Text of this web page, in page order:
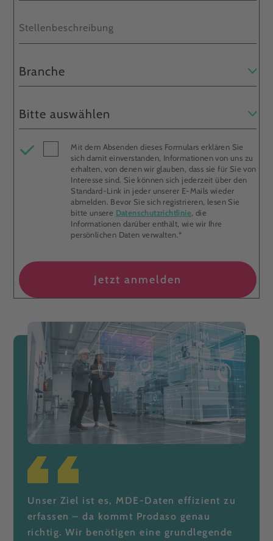
Mit dem Absenden dieses Formulars erklären Sie
sich damit einverstanden, Informationen von uns zu
erhalten, von denen wir glauben, dass sie für Sie von
Interesse sind. Sie können sich jederzeit über den
Standard-Link in jeder unserer E-Mails wieder
abmelden. Bevor Sie sich registrieren, lesen Sie
bitte unsere Datenschutzrichtlinie, die
Informationen darüber enthält, wie wir Ihre
persönlichen Daten verwalten.*
Unser Ziel ist es, MDE-Daten effizient zu
erfassen – da kommt Prodaso genau
richtig. Wir benötigen eine grundlegende